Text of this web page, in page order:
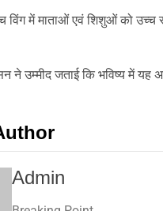
विंग में माताओं एवं शिशुओं को उच्च
ने उम्मीद जताई कि भविष्य में यह
Admin